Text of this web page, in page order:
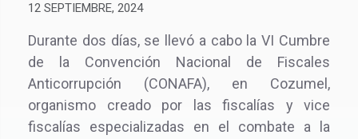
12 SEPTIEMBRE, 2024
Durante dos días, se llevó a cabo la VI Cumbre
de la Convención Nacional de Fiscales
Anticorrupción (CONAFA), en Cozumel,
organismo creado por las fiscalías y vice
fiscalías especializadas en el combate a la